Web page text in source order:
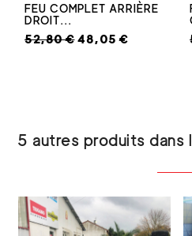
FEU COMPLET ARRIÈRE
DROIT...
52,80 € 48,05 €
5 autres produits dans